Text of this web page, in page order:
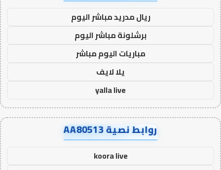
ريال مدريد مباشر اليوم
برشلونة مباشر اليوم
مباريات اليوم مباشر
يلا لايف
yalla live
روابط نصية AA80513
koora live